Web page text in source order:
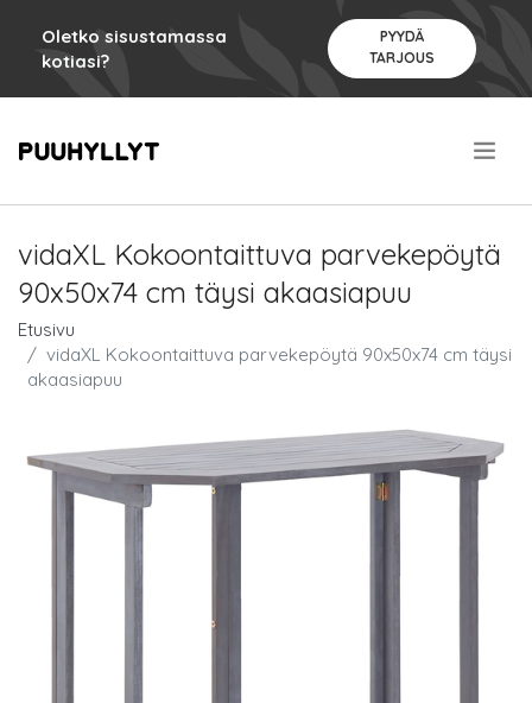
Oletko sisustamassa
kotiasi?
PYYDÄ
TARJOUS
vidaXL Kokoontaittuva parvekepöytä
90x50x74 cm täysi akaasiapuu
Etusivu
vidaXL Kokoontaittuva parvekepöytä 90x50x74 cm täysi
akaasiapuu